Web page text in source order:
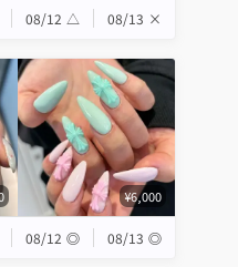
08/12 △ 08/13 ×
¥6,000
08/12 ◎ 08/13 ◎